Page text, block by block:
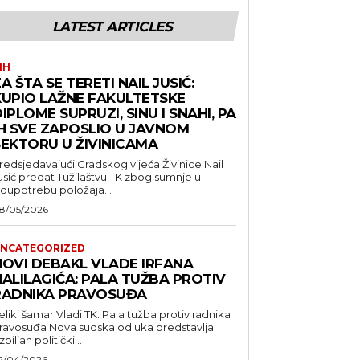
LATEST ARTICLES
ŠTA SE TERETI NAIL JUSIĆ:
LAŽNE FAKULTETSKE
SUPRUZI, SINU I SNAHI, PA
SVE ZAPOSLIO U JAVNOM
U ŽIVINICAMA
Gradskog vijeća Živinice Nail
predat Tužilaštvu TK zbog sumnje u
položaja...
05/2026
DEBAKL VLADE IRFANA
PALA TUŽBA PROTIV
PRAVOSUĐA
šamar Vladi TK: Pala tužba protiv radnika
Nova sudska odluka predstavlja
politički...